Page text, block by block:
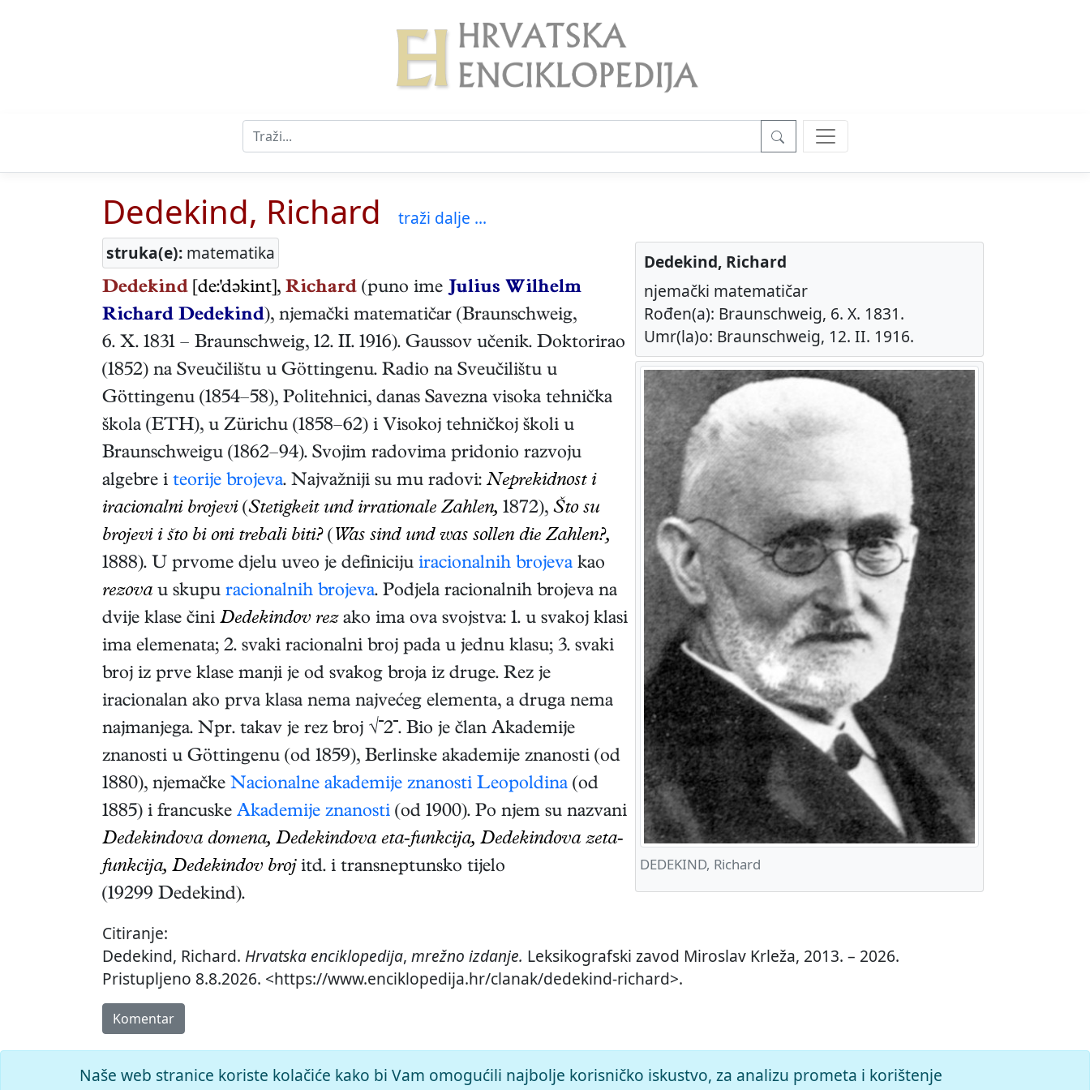
Dedekind, Richard
traži dalje ...
struka(e): matematika
Dedekind, Richard
njemački matematičar
Rođen(a): Braunschweig, 6. X. 1831.
Umr(la)o: Braunschweig, 12. II. 1916.
DEDEKIND, Richard
Dedekind [de:'dəkint], Richard (puno ime Julius Wilhelm
Richard Dedekind), njemački matematičar (Braunschweig,
6. X. 1831 – Braunschweig, 12. II. 1916). Gaussov učenik. Doktorirao
(1852) na Sveučilištu u Göttingenu. Radio na Sveučilištu u
Göttingenu (1854–58), Politehnici, danas Savezna visoka tehnička
škola (ETH), u Zürichu (1858–62) i Visokoj tehničkoj školi u
Braunschweigu (1862–94). Svojim radovima pridonio razvoju
algebre i teorije brojeva. Najvažniji su mu radovi: Neprekidnost i
iracionalni brojevi (Stetigkeit und irrationale Zahlen, 1872), Što su
brojevi i što bi oni trebali biti?( Was sind und was sollen die Zahlen?,
1888). U prvome djelu uveo je definiciju iracionalnih brojeva kao
rezova u skupu racionalnih brojeva. Podjela racionalnih brojeva na
dvije klase čini Dedekindov rezako ima ova svojstva: 1. u svakoj klasi
ima elemenata; 2. svaki racionalni broj pada u jednu klasu; 3. svaki
broj iz prve klase manji je od svakog broja iz druge. Rez je
iracionalan ako prva klasa nema najvećeg elementa, a druga nema
najmanjega. Npr. takav je rez broj √ 2 . Bio je član Akademije
znanosti u Göttingenu (od 1859), Berlinske akademije znanosti (od
1880), njemačke Nacionalne akademije znanosti Leopoldina (od
1885) i francuske Akademije znanosti (od 1900). Po njem su nazvani
Dedekindova domena, Dedekindova eta-funkcija, Dedekindova zeta-
funkcija, Dedekindov brojitd. i transneptunsko tijelo
(19299 Dedekind).
Citiranje:
Dedekind, Richard. Hrvatska enciklopedija, mrežno izdanje. Leksikografski zavod Miroslav Krleža, 2013. – 2026.
Pristupljeno 8.8.2026. <https://www.enciklopedija.hr/clanak/dedekind-richard>.
Komentar
Naše web stranice koriste kolačiće kako bi Vam omogućili najbolje korisničko iskustvo, za analizu prometa i korištenje